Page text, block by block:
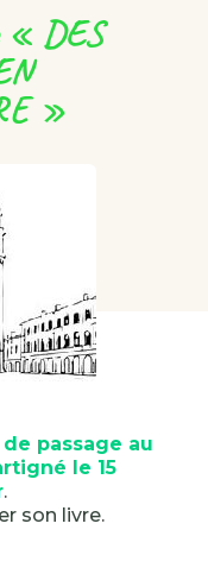
« DES
»
de passage au
le 15
.
son livre.